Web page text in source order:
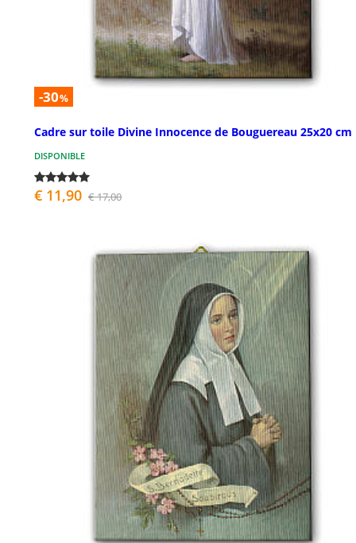
-30%
Cadre sur toile Divine Innocence de Bouguereau 25x20 cm
DISPONIBLE
€ 11,90 € 17,00